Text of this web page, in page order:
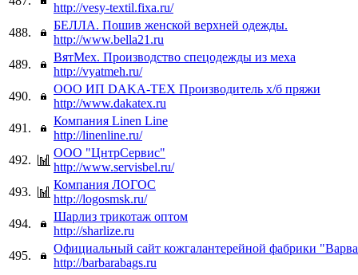
http://vesy-textil.fixa.ru/
488.
БЕЛЛА. Пошив женской верхней одежды.
http://www.bella21.ru
489.
ВятМех. Производство спецодежды из меха
http://vyatmeh.ru/
490.
ООО ИП DAKA-TEX Производитель х/б пряжи
http://www.dakatex.ru
491.
Компания Linen Line
http://linenline.ru/
492.
ООО "ЦнтрСервис"
http://www.servisbel.ru/
493.
Компания ЛОГОС
http://logosmsk.ru/
494.
Шарлиз трикотаж оптом
http://sharlize.ru
495.
Официальный сайт кожгалантерейной фабрики
http://barbarabags.ru